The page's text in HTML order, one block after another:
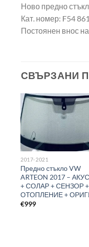
Ново предно
Кат. номер: F54
Постоянен внос
СВЪРЗАНИ
2017-2021
Предно стъкло VW
ARTEON 2017 –
+ СОЛАР + СЕНЗОР +
ОТОПЛЕНИЕ +
€999